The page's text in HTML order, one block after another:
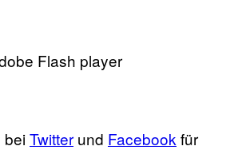
beiTwitter und Facebook für